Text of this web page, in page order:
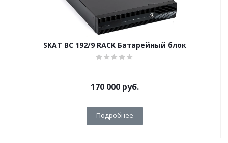
SKAT BC 192/9 RACK Батарейный блок
170 000руб.
Подробнее